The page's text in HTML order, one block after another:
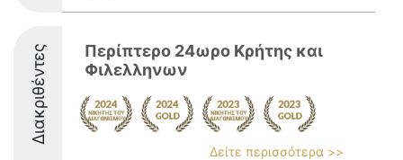
Διακριθέντες
Περίπτερο 24ωρο Κρήτης και
Φιλελληνων
Δείτε περισσότερα >>